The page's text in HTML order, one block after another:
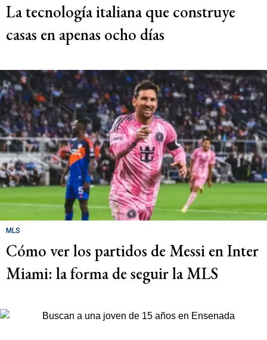
La tecnología italiana que construye
casas en apenas ocho días
MLS
Cómo ver los partidos de Messi en Inter
Miami: la forma de seguir la MLS